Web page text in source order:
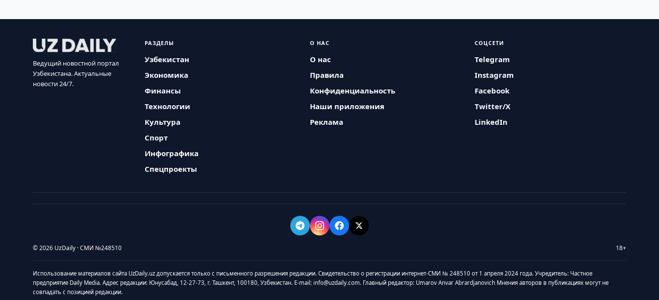
Ведущий новостной портал
Узбекистана. Актуальные
новости 24/7.
РАЗДЕЛЫ
Узбекистан
Экономика
Финансы
Технологии
Культура
Спорт
Инфографика
Спецпроекты
О НАС
О нас
Правила
Конфиденциальность
Наши приложения
Реклама
СОЦСЕТИ
Telegram
Instagram
Facebook
Twitter/X
LinkedIn
© 2026 UzDaily · СМИ №248510 18+
Использование материалов сайта UzDaily.uz допускается только с письменного разрешения редакции. Свидетельство о регистрации интернет-СМИ № 248510 от 1 апреля 2024 года. Учредитель: Частное
предприятие Daily Media. Адрес редакции: Юнусабад, 12-27-73, г. Ташкент, 100180, Узбекистан. E-mail: info@uzdaily.com. Главный редактор: Umarov Anvar Abrardjanovich Мнения авторов в публикациях могут не
совпадать с позицией редакции.